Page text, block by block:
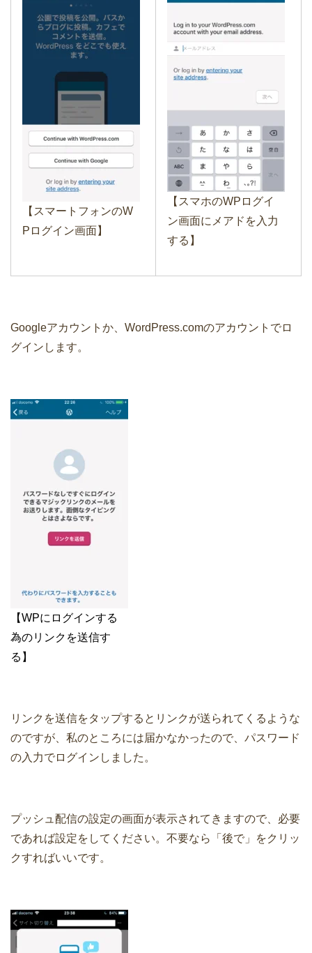
【スマートフォンのW
Pログイン画面】
【スマホのWPログイ
ン画面にメアドを入力
する】
Googleアカウントか、WordPress.comのアカウントでロ
グインします。
【WPにログインする
為のリンクを送信す
る】
リンクを送信をタップするとリンクが送られてくるような
のですが、私のところには届かなかったので、パスワード
の入力でログインしました。
プッシュ配信の設定の画面が表示されてきますので、必要
であれば設定をしてください。不要なら「後で」をクリッ
クすればいいです。